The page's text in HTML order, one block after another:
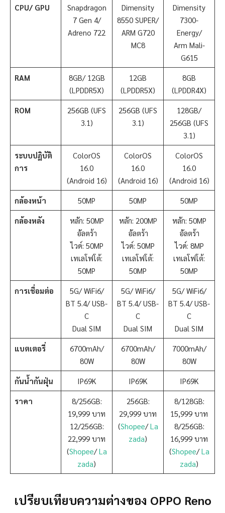
CPU/ GPU
Snapdragon
7 Gen 4/
Adreno 722
Dimensity
8550 SUPER/
ARM G720
MC8
Dimensity
7300-
Energy/
Arm Mali-
G615
RAM
8GB/ 12GB
(LPDDR5X)
12GB
(LPDDR5X)
8GB
(LPDDR4X)
ROM
256GB (UFS
3.1)
256GB (UFS
3.1)
128GB/
256GB (UFS
3.1)
ระบบปฏิบัติ
การ
ColorOS
16.0
(Android 16)
ColorOS
16.0
(Android 16)
ColorOS
16.0
(Android 16)
กล้องหน้า 50MP 50MP 50MP
กล้องหลัง
หลัก: 50MP
อัลตร้า
ไวด์: 50MP
เทเลโฟโต้:
50MP
หลัก: 200MP
อัลตร้า
ไวด์: 50MP
เทเลโฟโต้:
50MP
หลัก: 50MP
อัลตร้า
ไวด์: 8MP
เทเลโฟโต้:
50MP
การเชื่อมต่อ
5G/ WiFi6/
BT 5.4/ USB-
C
Dual SIM
5G/ WiFi6/
BT 5.4/ USB-
C
Dual SIM
5G/ WiFi6/
BT 5.4/ USB-
C
Dual SIM
แบตเตอรี่
6700mAh/
80W
6700mAh/
80W
7000mAh/
80W
กันน้ำกันฝุ่น IP69K IP69K IP69K
ราคา
8/256GB:
19,999 บาท
12/256GB:
22,999 บาท
(Shopee/La
zada)
256GB:
29,999 บาท
(Shopee/La
zada)
8/128GB:
15,999 บาท
8/256GB:
16,999 บาท
(Shopee/La
zada)
เปรียบเทียบความต่างของ OPPO Reno